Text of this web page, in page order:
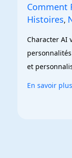
Comment
Histoires,
Character AI
et
En savoir plus